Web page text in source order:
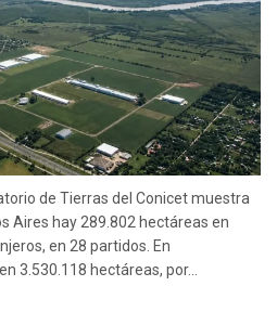
de Tierras del Conicet muestra
Aires hay 289.802 hectáreas en
en 28 partidos. En
3.530.118 hectáreas, por...